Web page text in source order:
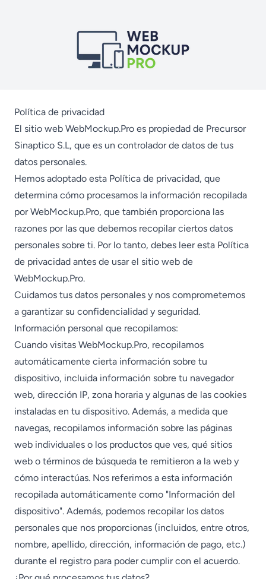
Política de privacidad
El sitio web WebMockup.Pro es propiedad de Precursor
Sinaptico S.L, que es un controlador de datos de tus
datos personales.
Hemos adoptado esta Política de privacidad, que
determina cómo procesamos la información recopilada
por WebMockup.Pro, que también proporciona las
razones por las que debemos recopilar ciertos datos
personales sobre ti. Por lo tanto, debes leer esta Política
de privacidad antes de usar el sitio web de
WebMockup.Pro.
Cuidamos tus datos personales y nos comprometemos
a garantizar su confidencialidad y seguridad.
Información personal que recopilamos:
Cuando visitas WebMockup.Pro, recopilamos
automáticamente cierta información sobre tu
dispositivo, incluida información sobre tu navegador
web, dirección IP, zona horaria y algunas de las cookies
instaladas en tu dispositivo. Además, a medida que
navegas, recopilamos información sobre las páginas
web individuales o los productos que ves, qué sitios
web o términos de búsqueda te remitieron a la web y
cómo interactúas. Nos referimos a esta información
recopilada automáticamente como "Información del
dispositivo". Además, podemos recopilar los datos
personales que nos proporcionas (incluidos, entre otros,
nombre, apellido, dirección, información de pago, etc.)
durante el registro para poder cumplir con el acuerdo.